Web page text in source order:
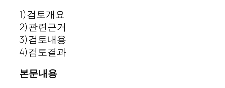
1)검토개요
2)관련근거
3)검토내용
4)검토결과
본문내용